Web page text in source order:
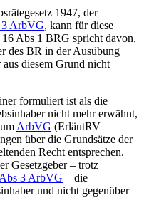
1947, der
3 ArbVG, kann für diese
Abs 1 BRG spricht davon,
des BR in der Ausübung
diesem Grund nicht
formuliert ist als die
nicht mehr erwähnt,
ArbVG (ErläutRV
über die Grundsätze der
Recht entsprechen.
Gesetzgeber – trotz
3 ArbVG – die
und nicht gegenüber